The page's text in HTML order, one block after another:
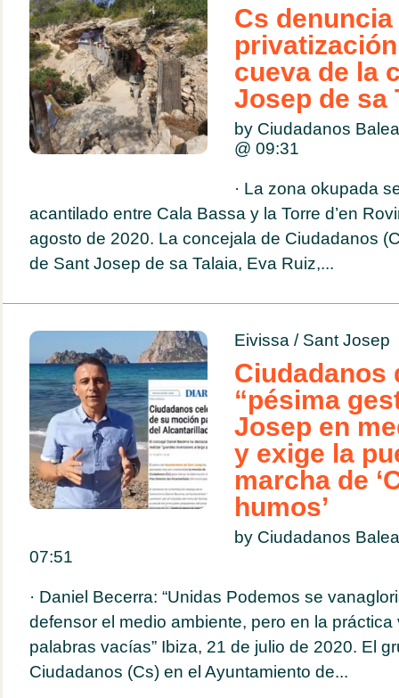
Cs denuncia
cueva de la
Josep de sa
by Ciudadanos
@ 09:31
· La zona okupada
acantilado entre Cala Bassa y la Torre d’en
agosto de 2020. La concejala de Ciudadanos
de Sant Josep de sa Talaia, Eva Ruiz,...
Eivissa / Sant Josep
Ciudadanos
“pésima
Josep en
y exige la
marcha de
humos’
by Ciudadanos
07:51
· Daniel Becerra: “Unidas Podemos se
defensor el medio ambiente, pero en la
palabras vacías” Ibiza, 21 de julio de 2020. El
Ciudadanos (Cs) en el Ayuntamiento de...